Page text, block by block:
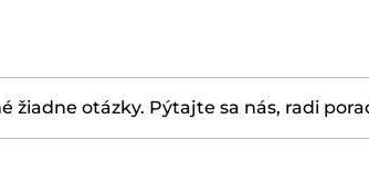
žiadne otázky. Pýtajte sa nás, radi